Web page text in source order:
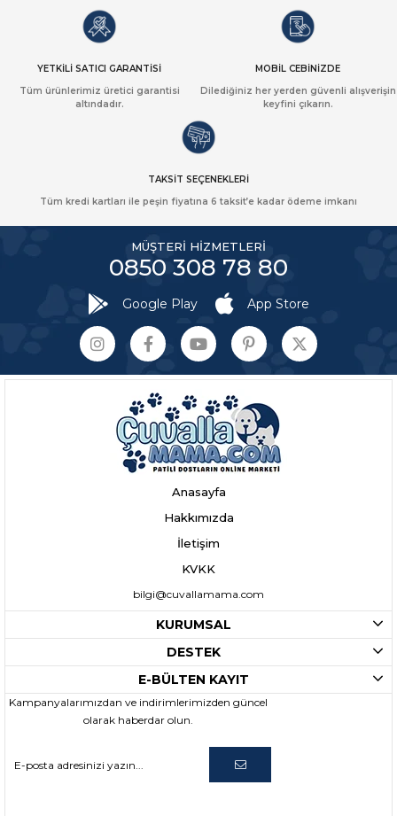
YETKİLİ SATICI GARANTİSİ
Tüm ürünlerimiz üretici garantisi
altındadır.
MOBİL CEBİNİZDE
Dilediğiniz her yerden güvenli alışverişin
keyfini çıkarın.
TAKSİT SEÇENEKLERİ
Tüm kredi kartları ile peşin fiyatına 6 taksit’e kadar ödeme imkanı
MÜŞTERİ HİZMETLERİ
0850 308 78 80
Google Play App Store
Anasayfa
Hakkımızda
İletişim
KVKK
bilgi@cuvallamama.com
KURUMSAL
DESTEK
E-BÜLTEN KAYIT
Kampanyalarımızdan ve indirimlerimizden güncel
olarak haberdar olun.